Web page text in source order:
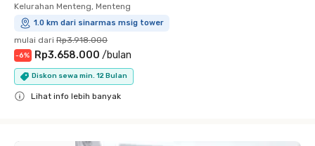
Kelurahan Menteng, Menteng
1.0 km dari sinarmas msig tower
mulai dari Rp3.918.000
-6% Rp3.658.000 /bulan
Diskon sewa min. 12 Bulan
Lihat info lebih banyak